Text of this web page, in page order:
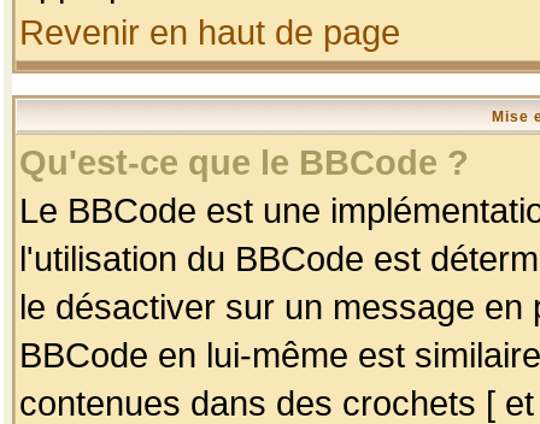
Revenir en haut de page
Mise
Qu'est-ce que le BBCode ?
Le BBCode est une
l'utilisation du BBCode est
le désactiver sur un message
BBCode en lui-même est
contenues dans des crochets [